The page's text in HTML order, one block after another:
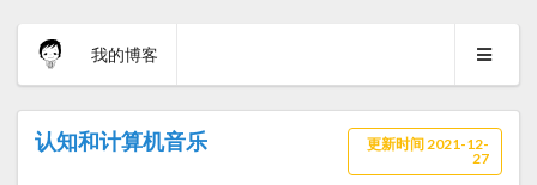
我的博客
认知和计算机音乐
更新时间 2021-12-
27